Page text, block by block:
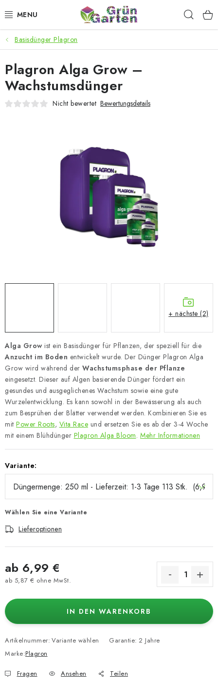
Inhalt
ANGEBOTE
LED PFLANZENLAMPEN
ANBAUBEDARF FÜR DEN HEIMANBAU
Kaufberatung AGB
Datenschutzerklärung Impressum
Basisdünger Plagron
Alga Growist ein Basisdünger für Pflanzen, der speziell für die
Anzucht im Boden entwickelt wurde. Der Dünger Plagron Alga
Grow wird während der Wachstumsphase der Pflanze
eingesetzt. Dieser auf Algen basierende Dünger fördert ein
gesundes und ausgeglichenes Wachstum sowie eine gute
Wurzelentwicklung. Es kann sowohl in der Bewässerung als auch
zum Besprühen der Blätter verwendet werden. Kombinieren Sie es
mit Power Roots, Vita Race und ersetzen Sie es ab der 3-4 Woche
mit einem Blühdünger Plagron Alga Bloom. Mehr Informationen
Variante:
Wählen Sie eine Variante
Lieferoptionen
ab 6,99 €
ab 5,87 € ohne MwSt.
IN DEN WARENKORB
Artikelnummer: Variante wählen
Marke:Plagron
Garantie: 2 Jahre
Fragen Ansehen Teilen
Plagron Alga Grow –
Wachstumsdünger
Nicht bewertet Bewertungsdetails
+ nächste (2)